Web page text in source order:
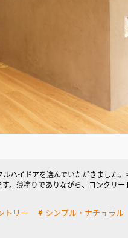
ハイドアを選んでいただきました
。薄塗りでありながら、コンクリ
トリー シンプル・ナチュラル